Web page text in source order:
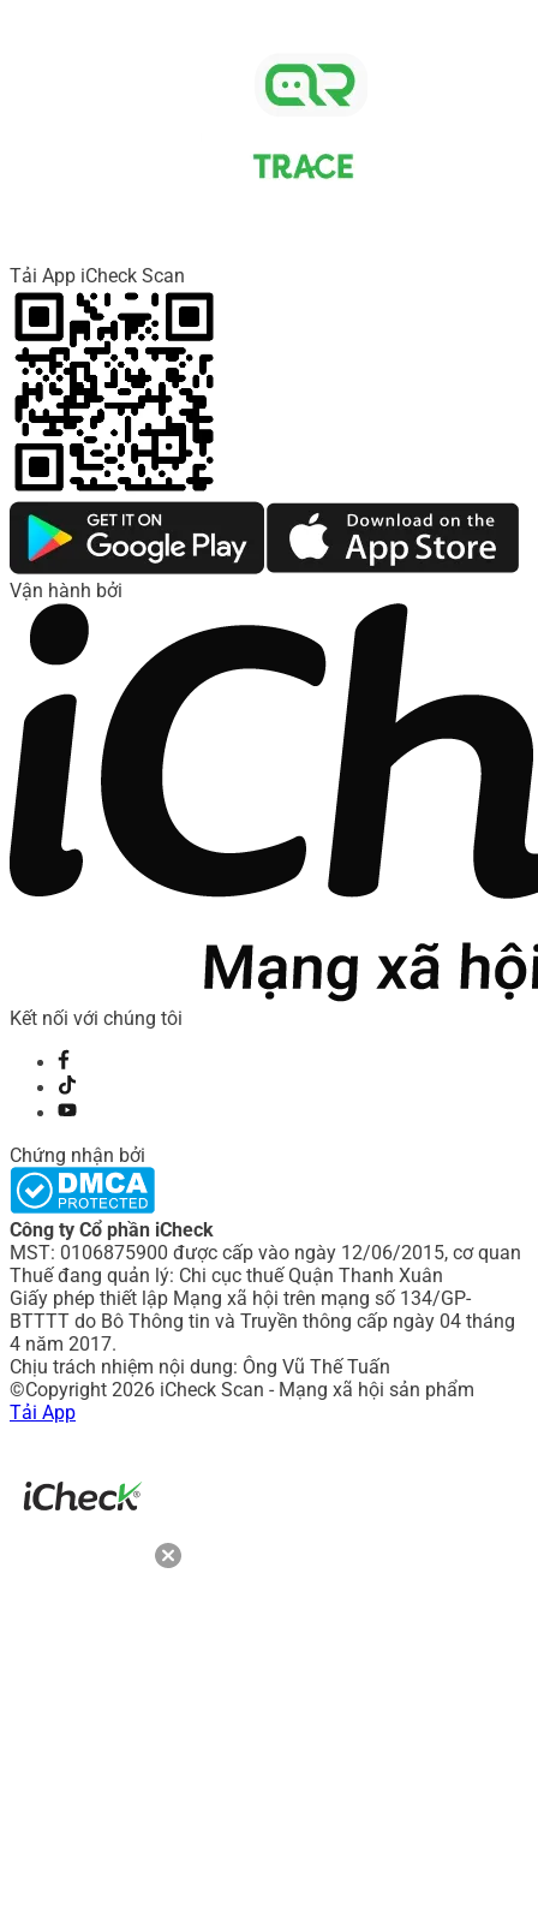
Tải App iCheck Scan
Vận hành bởi
Kết nối với chúng tôi
Chứng nhận bởi
Công ty Cổ phần iCheck
MST: 0106875900 được cấp vào ngày 12/06/2015, cơ quan
Thuế đang quản lý: Chi cục thuế Quận Thanh Xuân
Giấy phép thiết lập Mạng xã hội trên mạng số 134/GP-
BTTTT do Bô Thông tin và Truyền thông cấp ngày 04 tháng
4 năm 2017.
Chịu trách nhiệm nội dung: Ông Vũ Thế Tuấn
©Copyright 2026 iCheck Scan - Mạng xã hội sản phẩm
Tải App